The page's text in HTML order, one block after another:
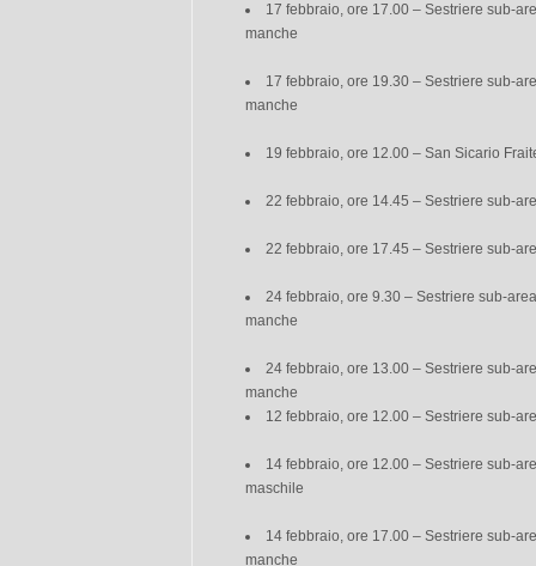
17 febbraio, ore 17.00 – Sestriere sub-
manche
17 febbraio, ore 19.30 – Sestriere sub-
manche
19 febbraio, ore 12.00 – San Sicario
22 febbraio, ore 14.45 – Sestriere sub-
22 febbraio, ore 17.45 – Sestriere sub-
24 febbraio, ore 9.30 – Sestriere sub-
manche
24 febbraio, ore 13.00 – Sestriere sub-
manche
12 febbraio, ore 12.00 – Sestriere sub-
14 febbraio, ore 12.00 – Sestriere sub-
maschile
14 febbraio, ore 17.00 – Sestriere sub-
manche